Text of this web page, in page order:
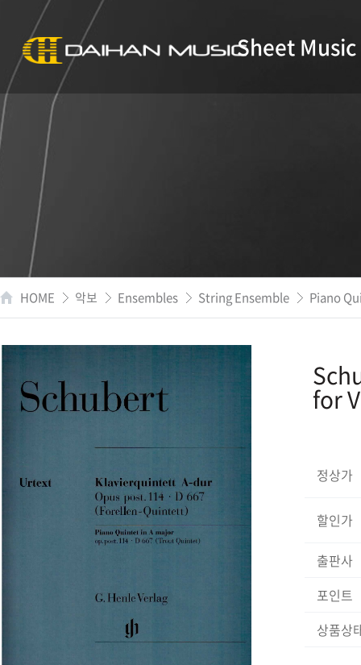
Sheet Music
HOME 악보 Ensembles String Ensemble Piano
for
정상가
할인가
출판사
포인트
상품상